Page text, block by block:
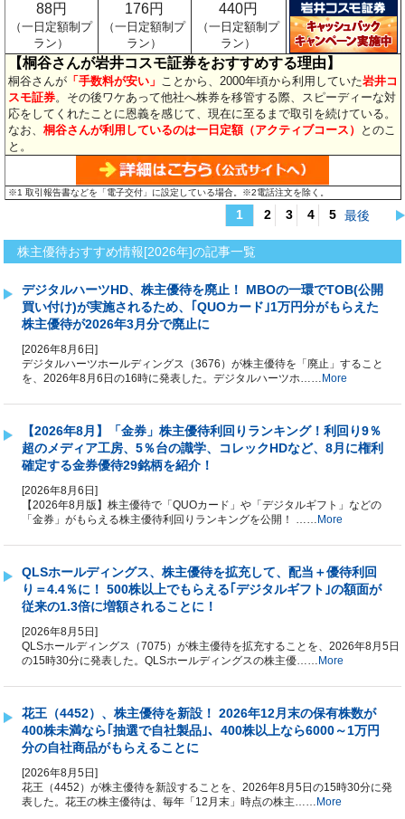
88円
（一日定額制プ
ラン）
176円
（一日定額制プ
ラン）
440円
（一日定額制プ
ラン）
【桐谷さんが岩井コスモ証券をおすすめする理由】
桐谷さんが「手数料が安い」 ことから、2000年頃から利用していた岩井コ
スモ証券。その後ワケあって他社へ株券を移管する際、スピーディーな対
応をしてくれたことに恩義を感じて、現在に至るまで取引を続けている。
なお、 桐谷さんが利用しているのは一日定額（アクティブコース）
とのこ
と。
※1 取引報告書などを「電子交付」に設定している場合。※2電話注文を除く。
1 2 3 4 5 最後
株主優待おすすめ情報[2026年]
株主優待おすすめ情報[2026年]の記事一覧
デジタルハーツHD、株主優待を廃止！ MBOの一環でTOB(公開
買い付け)が実施されるため、｢QUOカード｣1万円分がもらえた
株主優待が2026年3月分で廃止に
[2026年8月6日]
デジタルハーツホールディングス（3676）が株主優待を「廃止」すること
を、2026年8月6日の16時に発表した。デジタルハーツホ…… More
【2026年8月】「金券」株主優待利回りランキング！利回り9％
超のメディア工房、5％台の識学、コレックHDなど、8月に権利
確定する金券優待29銘柄を紹介！
[2026年8月6日]
【2026年8月版】株主優待で「QUOカード」や「デジタルギフト」などの
「金券」がもらえる株主優待利回りランキングを公開！ …… More
QLSホールディングス、株主優待を拡充して、配当＋優待利回
り＝4.4％に！ 500株以上でもらえる｢デジタルギフト｣の額面が
従来の1.3倍に増額されることに！
[2026年8月5日]
QLSホールディングス（7075）が株主優待を拡充することを、2026年8月5日
の15時30分に発表した。QLSホールディングスの株主優…… More
花王（4452）、株主優待を新設！ 2026年12月末の保有株数が
400株未満なら｢抽選で自社製品｣、400株以上なら6000～1万円
分の自社商品がもらえることに
[2026年8月5日]
花王（4452）が株主優待を新設することを、2026年8月5日の15時30分に発
表した。花王の株主優待は、毎年「12月末」時点の株主…… More